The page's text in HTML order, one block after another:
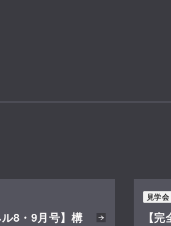
ル8・9月号】構
【
見学会